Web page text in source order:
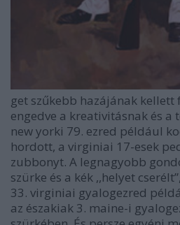
get szűkebb hazájának kellett
engedve a kreativitásnak és a
new yorki 79. ezred például
hordott, a virginiai 17-esek
zubbonyt. A legnagyobb
szürke és a kék ,,helyet
33. virginiai gyalogezred
az északiak 3. maine-i